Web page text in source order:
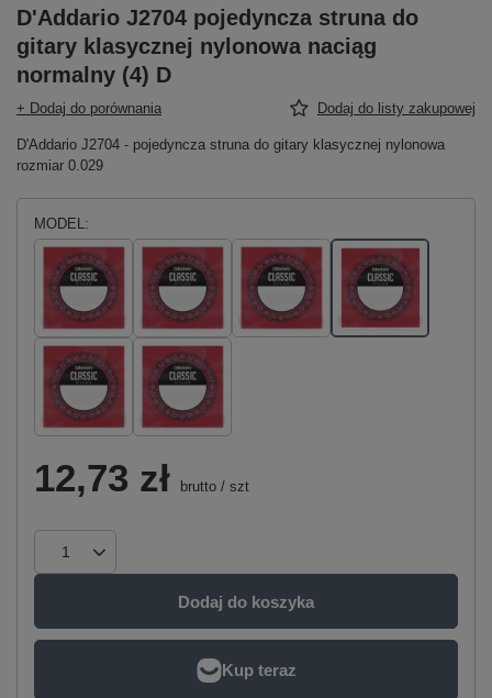
D'Addario J2704 pojedyncza struna do
gitary klasycznej nylonowa naciąg
normalny (4) D
+ Dodaj do porównania Dodaj do listy zakupowej
D'Addario J2704 - pojedyncza struna do gitary klasycznej nylonowa
rozmiar 0.029
MODEL
12,73 zł brutto / szt
Dodaj do koszyka